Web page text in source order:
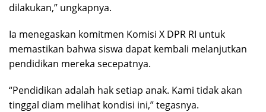
dilakukan,” ungkapnya.
Ia menegaskan komitmen Komisi X DPR RI untuk
memastikan bahwa siswa dapat kembali melanjutkan
pendidikan mereka secepatnya.
“Pendidikan adalah hak setiap anak. Kami tidak akan
tinggal diam melihat kondisi ini,” tegasnya.